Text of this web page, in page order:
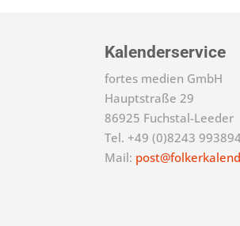
Kalenderservice
fortes medien GmbH
Hauptstraße 29
86925 Fuchstal-Leeder
Tel. +49 (0)8243
Mail: